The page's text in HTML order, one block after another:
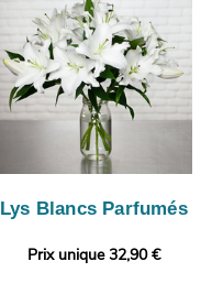
Lys Blancs Parfumés
Prix unique 32,90 €